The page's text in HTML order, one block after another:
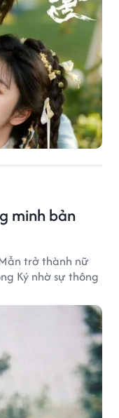
minh bản
trở thành nữ
Ký nhờ sự thông